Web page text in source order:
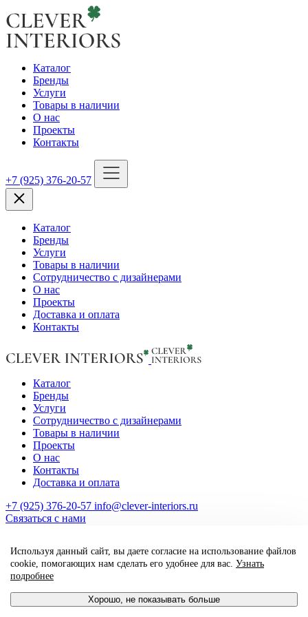
Используя данный сайт, вы даете согласие на использование файлов
cookie, помогающих нам сделать его удобнее для вас. Узнать
подробнее
Хорошо, не показывать больше
Каталог
Бренды
Услуги
Товары в наличии
О нас
Проекты
Контакты
+7 (925) 376-20-57
Каталог
Бренды
Услуги
Товары в наличии
Сотрудничество с дизайнерами
О нас
Проекты
Доставка и оплата
Контакты
Каталог
Бренды
Услуги
Сотрудничество с дизайнерами
Товары в наличии
Проекты
О нас
Контакты
Доставка и оплата
+7 (925) 376-20-57 info@clever-interiors.ru
Cвязаться с нами
2026. Clever Interiors. Все права защищены.
made by qte_agency